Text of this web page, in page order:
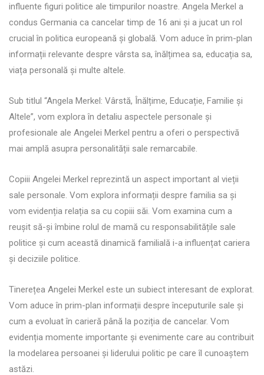
influente figuri politice ale timpurilor noastre. Angela Merkel a
condus Germania ca cancelar timp de 16 ani și a jucat un rol
crucial în politica europeană și globală. Vom aduce în prim-plan
informații relevante despre vârsta sa, înălțimea sa, educația sa,
viața personală și multe altele.
Sub titlul “Angela Merkel: Vârstă, Înălțime, Educație, Familie și
Altele”, vom explora în detaliu aspectele personale și
profesionale ale Angelei Merkel pentru a oferi o perspectivă
mai amplă asupra personalității sale remarcabile.
Copiii Angelei Merkel reprezintă un aspect important al vieții
sale personale. Vom explora informații despre familia sa și
vom evidenția relația sa cu copiii săi. Vom examina cum a
reușit să-și îmbine rolul de mamă cu responsabilitățile sale
politice și cum această dinamică familială i-a influențat cariera
și deciziile politice.
Tinerețea Angelei Merkel este un subiect interesant de explorat.
Vom aduce în prim-plan informații despre începuturile sale și
cum a evoluat în carieră până la poziția de cancelar. Vom
evidenția momente importante și evenimente care au contribuit
la modelarea persoanei și liderului politic pe care îl cunoaștem
astăzi.